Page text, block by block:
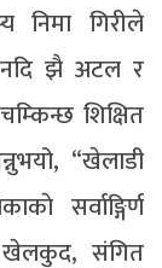
निमा गिरीले
नदि झै अटल र
शिक्षित
“खेलाडी
सर्वाङ्गिर्ण
खेलकुद, संगित